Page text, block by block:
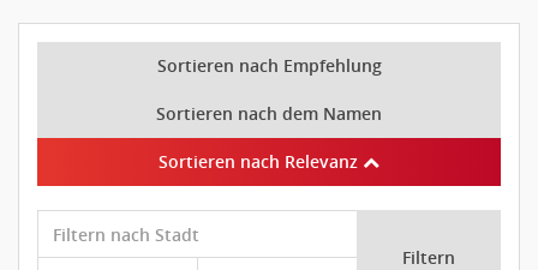
Sortieren nach Empfehlung
Sortieren nach dem Namen
Sortieren nach Relevanz
Filtern